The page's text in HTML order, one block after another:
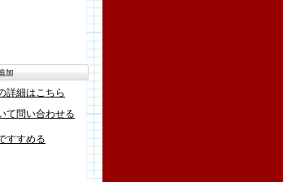
詳細はこちら
て問い合わせる
すすめる